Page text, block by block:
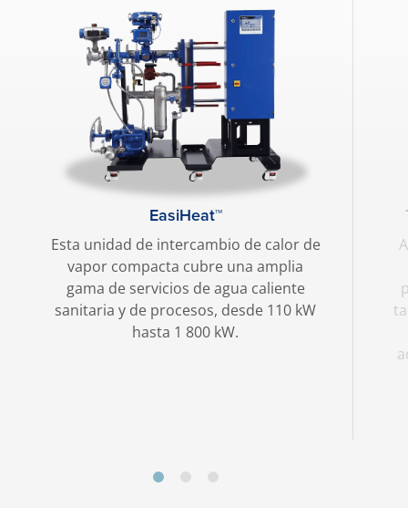
EasiHeat™
Esta unidad de intercambio de calor de
vapor compacta cubre una amplia
gama de servicios de agua caliente
sanitaria y de procesos, desde 110 kW
hasta 1 800 kW.